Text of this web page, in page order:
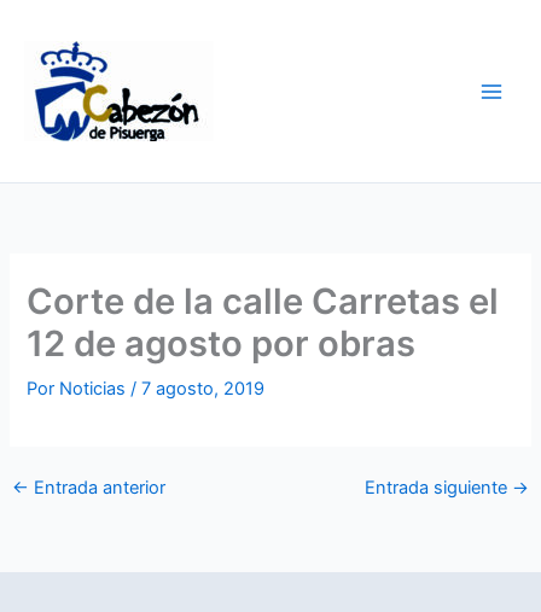
contenido
Corte de la calle Carretas el
12 de agosto por obras
Por Noticias/7 agosto, 2019
← Entrada anterior Entrada siguiente →